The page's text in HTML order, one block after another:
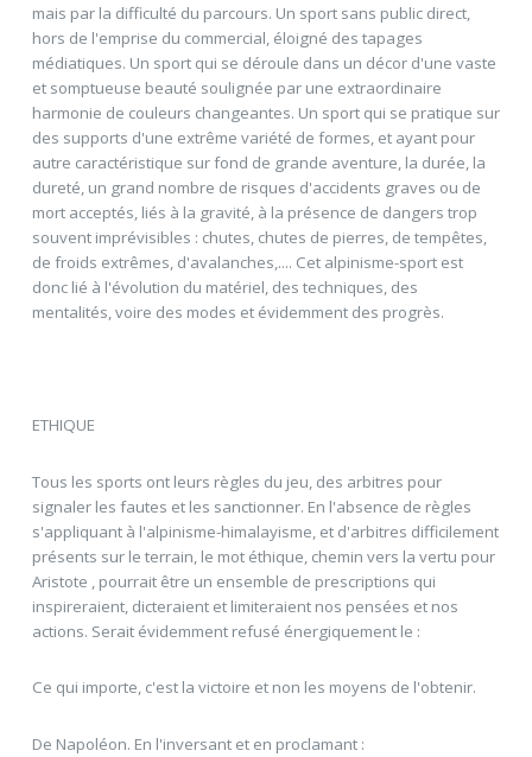
mais par la difficulté du parcours. Un sport sans public direct,
hors de l'emprise du commercial, éloigné des tapages
médiatiques. Un sport qui se déroule dans un décor d'une vaste
et somptueuse beauté soulignée par une extraordinaire
harmonie de couleurs changeantes. Un sport qui se pratique sur
des supports d'une extrême variété de formes, et ayant pour
autre caractéristique sur fond de grande aventure, la durée, la
dureté, un grand nombre de risques d'accidents graves ou de
mort acceptés, liés à la gravité, à la présence de dangers trop
souvent imprévisibles : chutes, chutes de pierres, de tempêtes,
de froids extrêmes, d'avalanches,.... Cet alpinisme-sport est
donc lié à l'évolution du matériel, des techniques, des
mentalités, voire des modes et évidemment des progrès.
ETHIQUE
Tous les sports ont leurs règles du jeu, des arbitres pour
signaler les fautes et les sanctionner. En l'absence de règles
s'appliquant à l'alpinisme-himalayisme, et d'arbitres difficilement
présents sur le terrain, le mot éthique, chemin vers la vertu pour
Aristote , pourrait être un ensemble de prescriptions qui
inspireraient, dicteraient et limiteraient nos pensées et nos
actions. Serait évidemment refusé énergiquement le :
Ce qui importe, c'est la victoire et non les moyens de l'obtenir.
De Napoléon. En l'inversant et en proclamant :